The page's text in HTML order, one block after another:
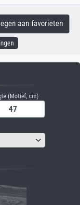
aan favorieten
(Motief, cm)